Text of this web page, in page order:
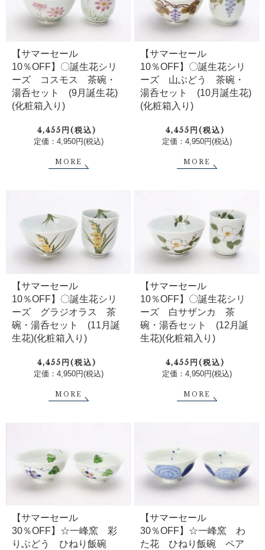
【サマーセール
10％OFF】〇誕生花シリ
ーズ コスモス 茶碗・
湯呑セット (9月誕生花)
(化粧箱入り)
4,455円(税込)
定価：4,950円(税込)
MORE
【サマーセール
10％OFF】〇誕生花シリ
ーズ 山ぶどう 茶碗・
湯呑セット (10月誕生花)
(化粧箱入り)
4,455円(税込)
定価：4,950円(税込)
MORE
【サマーセール
10％OFF】〇誕生花シリ
ーズ グラジオラス 茶
碗・湯呑セット (11月誕
生花)(化粧箱入り)
4,455円(税込)
定価：4,950円(税込)
MORE
【サマーセール
10％OFF】〇誕生花シリ
ーズ 白サザンカ 茶
碗・湯呑セット (12月誕
生花)(化粧箱入り)
4,455円(税込)
定価：4,950円(税込)
MORE
【サマーセール
30％OFF】☆一峰窯 彩
りぶどう ひねり飯碗
【サマーセール
30％OFF】☆一峰窯 わ
た花 ひねり飯碗 ペア